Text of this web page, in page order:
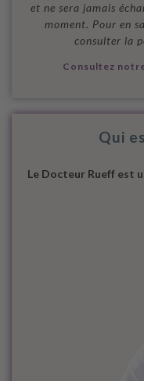
et ne sera jamais
moment. Pour en
consulter la
Consultez
Qui
Le Docteur Rueff est